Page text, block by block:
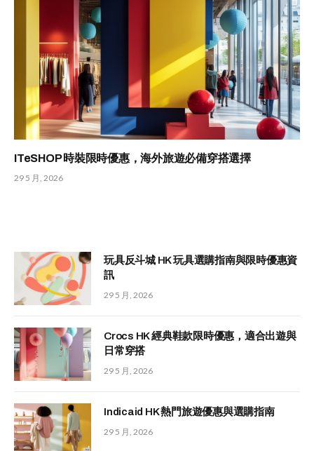
ITeSHOP 時裝限時優惠，海外旅遊必備穿搭選擇
29 5 月, 2026
玩具反斗城 HK 玩具選購指南與限時優惠資
訊
29 5 月, 2026
Crocs HK 經典鞋款限時優惠，適合出遊與
日常穿搭
29 5 月, 2026
Indicaid HK 熱門旅遊優惠與選購指南
29 5 月, 2026